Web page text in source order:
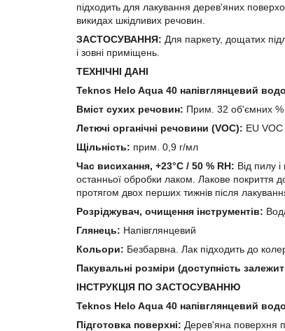
підходить для лакування дерев'яних
викидах шкідливих речовин.
ЗАСТОСУВАННЯ: Для паркету, дощатих
і зовні приміщень.
ТЕХНІЧНІ ДАНІ
Teknos Helo Aqua 40 напівглянцевий
Вміст сухих речовин: Прим. 32 об'ємних %
Летючі органічні речовини (VOC): EU
Щільність: прим. 0,9 г/мл
Час висихання, +23°C / 50 % RH: Від пилу
останньої обробки лаком. Лакове покриття
протягом двох перших тижнів після
Розріджувач, очищення інструментів:
Глянець: Напівглянцевий
Кольори: Безбарвна. Лак підходить до
Пакувальні розміри (доступність
ІНСТРУКЦІЯ ПО ЗАСТОСУВАННЮ
Teknos Helo Aqua 40 напівглянцевий
Підготовка поверхні: Дерев'яна поверхня